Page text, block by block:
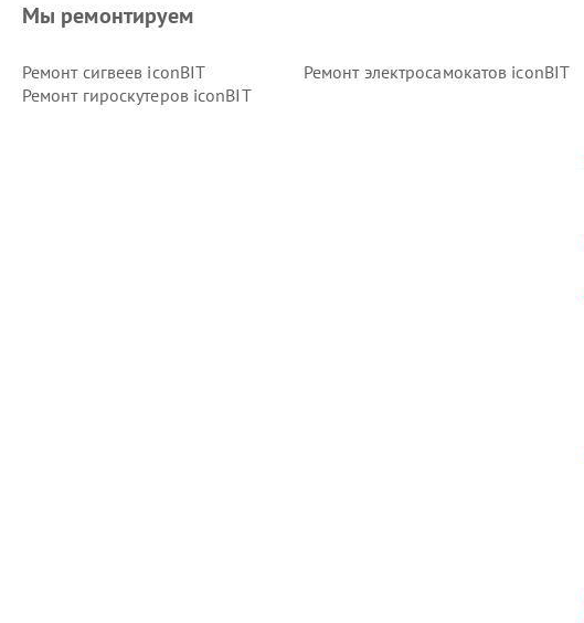
Мы ремонтируем
Ремонт сигвеев iconBIT
Ремонт электросамокатов iconBIT
Ремонт гироскутеров iconBIT